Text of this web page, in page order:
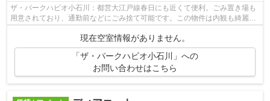
ザ・パークハビオ小石川：都営大江戸線春日にも近くて便利。ごみ置き場も
用意されており、通勤前などにごみ捨て可能です。この物件は内観も綺麗で
現在空室情報がありません。
「ザ・パークハビオ小石川」への
お問い合わせはこちら